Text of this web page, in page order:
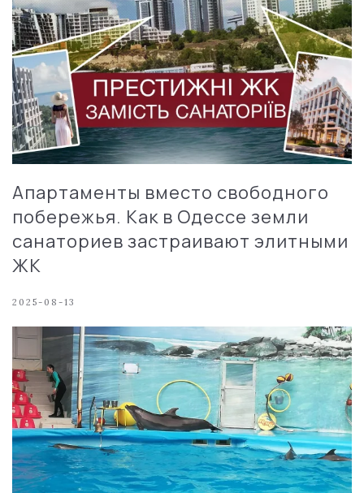
Апартаменты вместо свободного
побережья. Как в Одессе земли
санаториев застраивают элитными
ЖК
2025-08-13